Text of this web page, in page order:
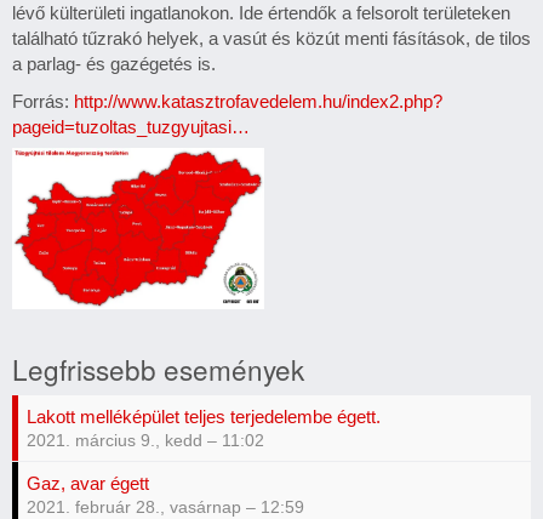
lévő külterületi ingatlanokon. Ide értendők a felsorolt területeken
található tűzrakó helyek, a vasút és közút menti fásítások, de tilos
a parlag- és gazégetés is.
Forrás: http://www.katasztrofavedelem.hu/index2.php?
pageid=tuzoltas_tuzgyujtasi…
Magyarország
területén
Legfrissebb események
Lakott melléképület teljes terjedelembe égett.
2021. március 9., kedd – 11:02
Gaz, avar égett
2021. február 28., vasárnap – 12:59